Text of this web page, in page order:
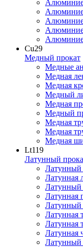
Cu29
Медный прокат
Медные
Медная
Медная
Медный
Медная
Медный
Медная
Медная
Медная
Lt119
Латунный
Латунный
Латунная
Латунный
Латунная
Латунный
Латунная
Латунная
Латунная
Латунный